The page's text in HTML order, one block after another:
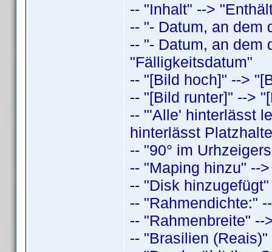
-- "Inhalt" -->
-- "- Datum, an dem
-- "- Datum, an dem
"Fälligkeitsdatum"
-- "[Bild hoch]" -->
-- "[Bild runter]" -->
-- "'Alle' hinterlässt
hinterlässt
-- "90° im
-- "Maping hinzu" --
-- "Disk
-- "Rahmendichte:"
-- "Rahmenbreite" --
-- "Brasilien